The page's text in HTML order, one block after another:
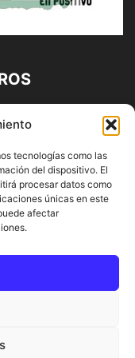
tecnologías como las
del dispositivo. El
procesar datos como
únicas en este
afectar
Propiedad de
71 95 | Noticias de
y Provincia|
ALHAURÍN